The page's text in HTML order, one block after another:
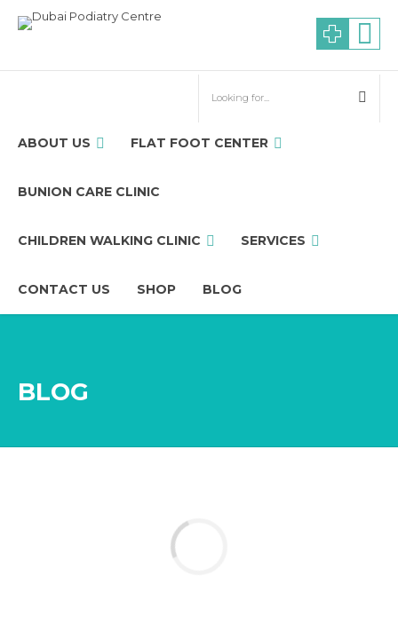
ABOUT US FLAT FOOT CENTER
BUNION CARE CLINIC
CHILDREN WALKING CLINIC SERVICES
CONTACT US SHOP BLOG
BLOG